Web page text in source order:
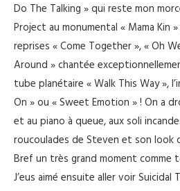
Do The Talking » qui reste mon
Project au monumental « Mama Kin
reprises « Come Together », « Oh
Around » chantée
tube planétaire « Walk This Way »,
On » ou « Sweet Emotion » ! On a
et au piano à queue, aux soli
roucoulades de Steven et son look
Bref un très grand moment comme
J’eus aimé ensuite aller voir Suicidal